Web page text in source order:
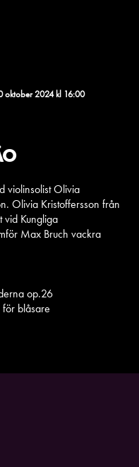
oktober 2024 kl 16:00
violinsolist Olivia
Olivia Kristoffersson från
vid Kungliga
Max Bruch vackra
op.26
blåsare